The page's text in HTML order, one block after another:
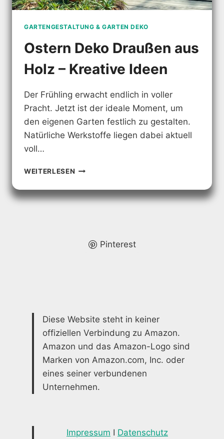
GARTENGESTALTUNG & GARTEN DEKO
Ostern Deko Draußen aus
Holz – Kreative Ideen
Der Frühling erwacht endlich in voller
Pracht. Jetzt ist der ideale Moment, um
den eigenen Garten festlich zu gestalten.
Natürliche Werkstoffe liegen dabei aktuell
voll…
WEITERLESEN OSTERN
DRAUSSEN A
US H
DEEN
Pinterest
Diese Website steht in keiner
offiziellen Verbindung zu Amazon.
Amazon und das Amazon-Logo sind
Marken von Amazon.com, Inc. oder
eines seiner verbundenen
Unternehmen.
Impressum I Datenschutz